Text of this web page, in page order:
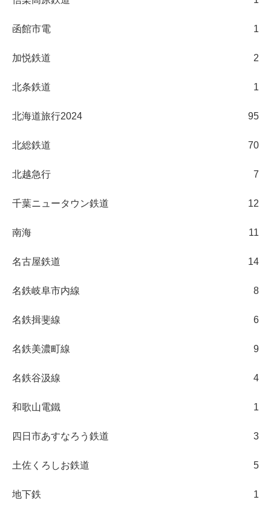
函館市電 1
加悦鉄道 2
北条鉄道 1
北海道旅行2024 95
北総鉄道 70
北越急行 7
千葉ニュータウン鉄道 12
南海 11
名古屋鉄道 14
名鉄岐阜市内線 8
名鉄揖斐線 6
名鉄美濃町線 9
名鉄谷汲線 4
和歌山電鐵 1
四日市あすなろう鉄道 3
土佐くろしお鉄道 5
地下鉄 1